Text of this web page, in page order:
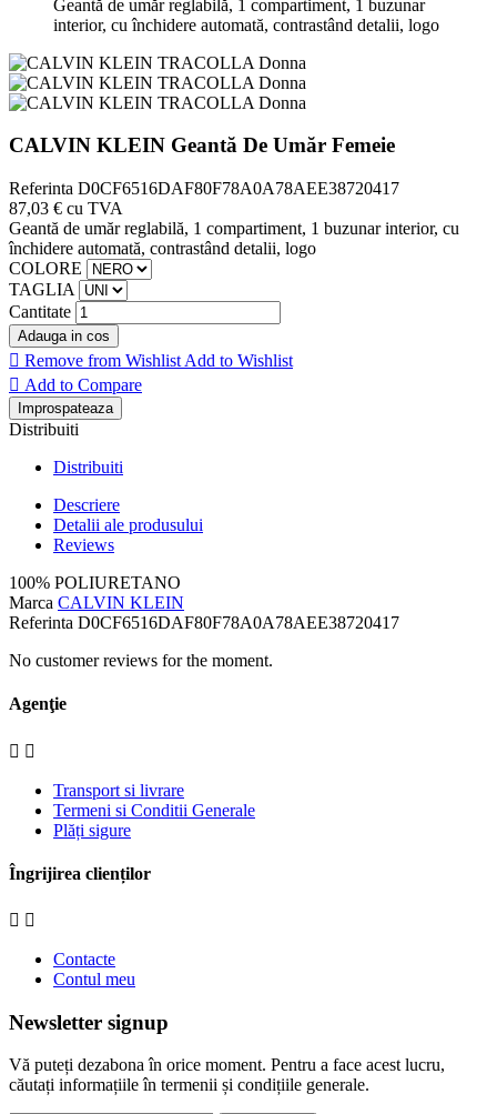
Geantă de umăr reglabilă, 1 compartiment, 1 buzunar
interior, cu închidere automată, contrastând detalii, logo
CALVIN KLEIN Geantă De Umăr Femeie
Referinta D0CF6516DAF80F78A0A78AEE38720417
87,03 € cu TVA
Geantă de umăr reglabilă, 1 compartiment, 1 buzunar interior, cu
închidere automată, contrastând detalii, logo
COLORE
TAGLIA
Cantitate
Adauga in cos
 Remove from Wishlist Add to Wishlist
 Add to Compare
Distribuiti
Distribuiti
Descriere
Detalii ale produsului
Reviews
100% POLIURETANO
Marca CALVIN KLEIN
Referinta D0CF6516DAF80F78A0A78AEE38720417
No customer reviews for the moment.
Agenţie
 
Transport si livrare
Termeni si Conditii Generale
Plăți sigure
Îngrijirea clienților
 
Contacte
Contul meu
Newsletter signup
Vă puteți dezabona în orice moment. Pentru a face acest lucru,
căutați informațiile în termenii și condițiile generale.